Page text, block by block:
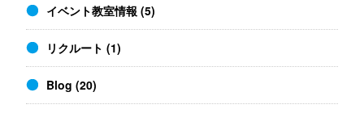
イベント教室情報 (5)
リクルート (1)
Blog (20)